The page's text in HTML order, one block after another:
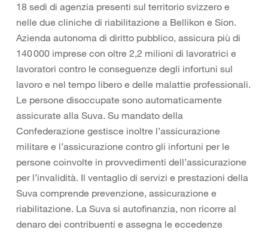
18 sedi di agenzia presenti sul territorio svizzero e
nelle due cliniche di riabilitazione a Bellikon e Sion.
Azienda autonoma di diritto pubblico, assicura più di
140 000 imprese con oltre 2,2 milioni di lavoratrici e
lavoratori contro le conseguenze degli infortuni sul
lavoro e nel tempo libero e delle malattie professionali.
Le persone disoccupate sono automaticamente
assicurate alla Suva. Su mandato della
Confederazione gestisce inoltre l’assicurazione
militare e l’assicurazione contro gli infortuni per le
persone coinvolte in provvedimenti dell’assicurazione
per l’invalidità. Il ventaglio di servizi e prestazioni della
Suva comprende prevenzione, assicurazione e
riabilitazione. La Suva si autofinanzia, non ricorre al
denaro dei contribuenti e assegna le eccedenze